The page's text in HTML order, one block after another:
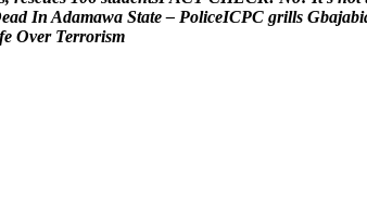
ead In Adamawa State – PoliceICPC grills Gbajabi
fe Over Terrorism